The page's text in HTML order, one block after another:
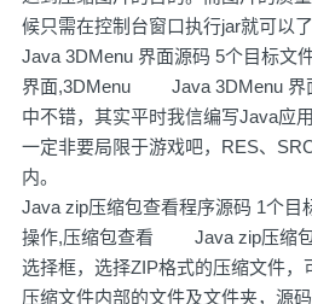
候只需在控制台窗口执行jar就可以了
Java 3DMenu 界面源码 5个目标文
界面,3DMenu Java 3DMenu 界
中不错，其实平时我信编写Java应
一定非要局限于游戏吧，RES、
内。
Java zip压缩包查看程序源码 1个目
操作,压缩包查看 Java zip压缩包
选择框，选择ZIP格式的压缩文件，
压缩文件内部的文件及文件夹，源码